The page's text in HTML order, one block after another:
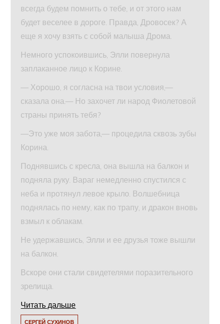
всегда будем помнить о тебе, и от этого нам
будет веселее в дороге. Правда, Дровосек? А
еще я хочу взять с собой малыша Дрома.
Немного успокоившись, Элли повернула
заплаканное лицо к Корине.
— Хорошо, я согласна на твои условия,—
сказала она.— Но захочет ли народ Фиолетовой
страны принять тебя?
—Это уже моя забота,— процедила сквозь зубы
Корина.
Поднявшись с кресла, она вышла на балкон и
подняла руку. Вараг немедленно спустился с
неба и протянул левое крыло. Волшебница
поднялась по нему, как по трапу, и дракон вновь
взмыл к облакам.
Не удержавшись, Элли и ее друзья тоже вышли
на балкон.
Вскоре они стали свидетелями поразительного
зрелища.
Читать дальше
СЕРГЕЙ СУХИНОВ